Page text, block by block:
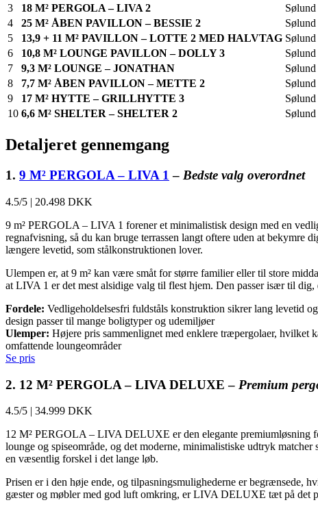
3
18 M² PERGOLA – LIVA 2
4
25 M² ÅBEN PAVILLON – BESSIE 2
5
13,9 + 11 M² PAVILLON – LOTTE 2 MED HALVTAG
6
10,8 M² LOUNGE PAVILLON – DOLLY 3
7
9,3 M² LOUNGE – JONATHAN
8
7,7 M² ÅBEN PAVILLON – METTE 2
9
17 M² HYTTE – GRILLHYTTE 3
10 6,6 M² SHELTER – SHELTER 2
Detaljeret gennemgang
1. 9 M² PERGOLA – LIVA 1 – Bedste valg overordnet
4.5/5 | 20.498 DKK
9 m² PERGOLA – LIVA 1 forener et minimalistisk design med en
regnafvisning, så du kan bruge terrassen langt oftere uden at
længere levetid, som stålkonstruktionen lover.
Ulempen er, at 9 m² kan være småt for større familier eller til store
at LIVA 1 er det mest alsidige valg til flest hjem. Den passer især til
Fordele: Vedligeholdelsesfri fuldståls konstruktion sikrer lang levetid
design passer til mange boligtyper og udemiljøer
Ulemper: Højere pris sammenlignet med enklere træpergolaer, hvilket
omfattende loungeområder
Se pris
2. 12 M² PERGOLA – LIVA DELUXE – Premium
4.5/5 | 34.999 DKK
12 M² PERGOLA – LIVA DELUXE er den elegante premiumløsning
lounge og spiseområde, og det moderne, minimalistiske udtryk
en væsentlig forskel i det lange løb.
Prisen er i den høje ende, og tilpasningsmulighederne er begrænsede,
gæster og møbler med god luft omkring, er LIVA DELUXE tæt på det